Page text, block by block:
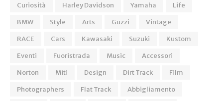
Curiosità
Harley Davidson Yamaha
Life
BMW
Style Arts Guzzi
Vintage
RACE
Cars Kawasaki Suzuki
Kustom
Eventi
Fuoristrada Music
Accessori
Norton
Miti Design Dirt Track
Film
Photographers
Flat Track
Abbigliamento